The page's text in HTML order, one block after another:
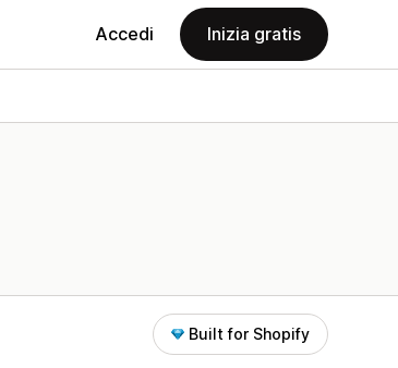
Accedi Inizia gratis
Built for Shopify